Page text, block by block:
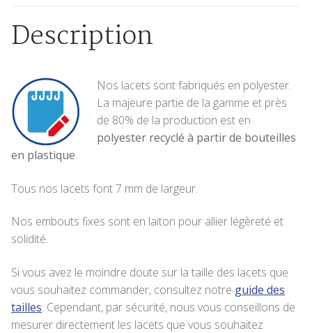
Description
Nos lacets sont fabriqués en polyester.
La majeure partie de la gamme et près
de 80% de la production est en
polyester recyclé à partir de bouteilles
en plastique.
Tous nos lacets font 7 mm de largeur.
Nos embouts fixes sont en laiton pour allier légèreté et
solidité.
Si vous avez le moindre doute sur la taille des lacets que
vous souhaitez commander, consultez notre guide des
tailles. Cependant, par sécurité, nous vous conseillons de
mesurer directement les lacets que vous souhaitez